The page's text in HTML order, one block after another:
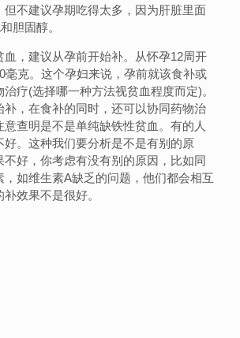
但不建议孕期吃得太多，因为肝脏里面
胆固醇。
，建议从孕前开始补。从怀孕12周开
毫克。这个孕妇来说，孕前就该食补或
疗(选择哪一种方法视贫血程度而定)。
补，在食补的同时，还可以协同药物治
查明是不是单纯缺铁性贫血。有的人
好。这种我们要分析是不是有别的原
不好，你考虑有没有别的原因，比如同
，如维生素A缺乏的问题，他们都会相互
效果不是很好。